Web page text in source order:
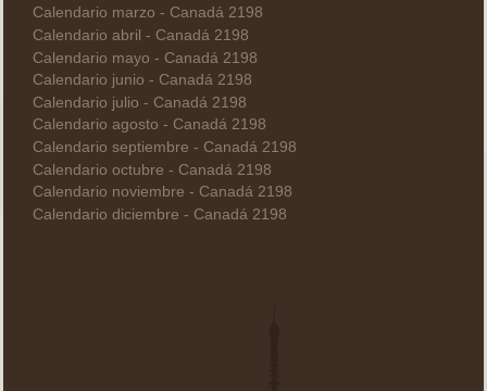
Calendario marzo - Canadá 2198
Calendario abril - Canadá 2198
Calendario mayo - Canadá 2198
Calendario junio - Canadá 2198
Calendario julio - Canadá 2198
Calendario agosto - Canadá 2198
Calendario septiembre - Canadá 2198
Calendario octubre - Canadá 2198
Calendario noviembre - Canadá 2198
Calendario diciembre - Canadá 2198